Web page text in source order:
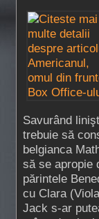
Savurând
trebuie să
belgianca
să se apropie
părintele
cu Clara
Jack s-ar